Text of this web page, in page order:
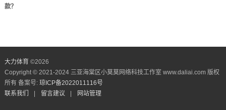
款？
大力体育 ©2026
Copyright © 2021-2024 三亚海棠区小莫莫网络科技工作室 www.daliai.com 版权
所有 备案号: 琼ICP备2022011116号
联系我们
留言建议 网站管理